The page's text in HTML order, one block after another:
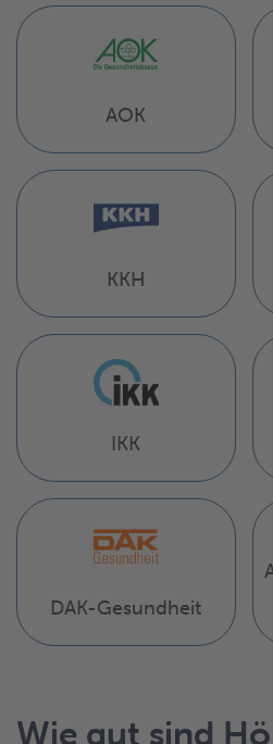
AOK
KKH
IKK
DAK-Gesundheit
Wie gut sind